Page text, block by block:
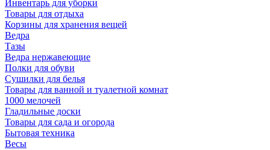
Инвентарь для уборки
Товары для отдыха
Корзины для хранения вещей
Ведра
Тазы
Ведра нержавеющие
Полки для обуви
Сушилки для белья
Товары для ванной и туалетной комнат
1000 мелочей
Гладильные доски
Товары для сада и огорода
Бытовая техника
Весы